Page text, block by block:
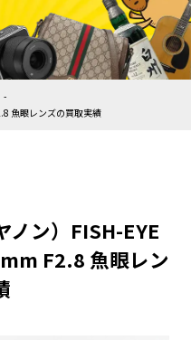
魚眼レンズの買取実績
ノン）FISH-EYE
F2.8 魚眼レン